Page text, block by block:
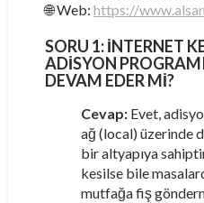
🌐 Web: https://
SORU 1:İNTERNET
ADISYON
DEVAM EDER MI?
Cevap:Evet,
ağ (local) üzerinde
bir altyapıya
kesilse bile
mutfağa fiş